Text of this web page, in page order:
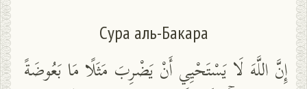
Сура аль-Бакара
إِنَّ اللَّهَ لَا يَسْتَحْيِي أَنْ يَضْرِبَ مَثَلًا مَا بَعُوضَةً